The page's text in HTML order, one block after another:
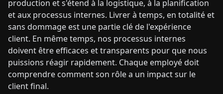
production et s'étend à la logistique, à la planification
et aux processus internes. Livrer à temps, en totalité et
sans dommage est une partie clé de l'expérience
client. En même temps, nos processus internes
doivent être efficaces et transparents pour que nous
puissions réagir rapidement. Chaque employé doit
comprendre comment son rôle a un impact sur le
client final.